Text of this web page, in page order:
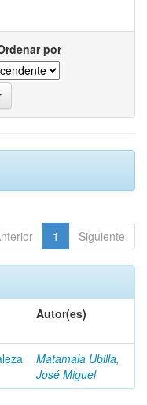
por
1 Siguiente
Autor(es)
Matamala Ubilla,
José Miguel